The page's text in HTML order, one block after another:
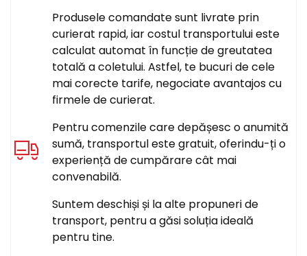
Produsele comandate sunt livrate prin
curierat rapid, iar costul transportului este
calculat automat în funcție de greutatea
totală a coletului. Astfel, te bucuri de cele
mai corecte tarife, negociate avantajos cu
firmele de curierat.
Pentru comenzile care depășesc o anumită
sumă, transportul este gratuit, oferindu-ți o
experiență de cumpărare cât mai
convenabilă.
Suntem deschiși și la alte propuneri de
transport, pentru a găsi soluția ideală
pentru tine.